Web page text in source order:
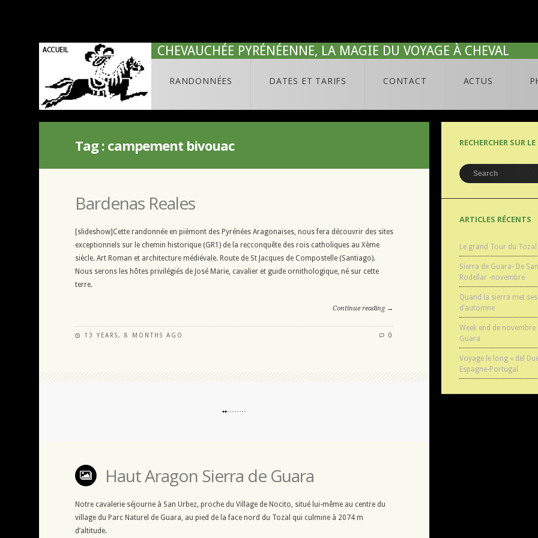
CHEVAUCHÉE PYRÉNÉENNE, LA MAGIE DU VOYAGE À CHEVAL
RANDONNÉES DATES ET TARIFS CONTACT ACTUS
Tag : campement bivouac
Bardenas Reales
[slideshow]Cette randonnée en piémont des Pyrénées Aragonaises, nous fera découvrir des sites
exceptionnels sur le chemin historique (GR1) de la recconquête des rois catholiques au Xème
siècle. Art Roman et architecture médiévale. Route de St Jacques de Compostelle (Santiago).
Nous serons les hôtes privilégiés de José Marie, cavalier et guide ornithologique, né sur cette
terre.
Continue reading →
13 YEARS, 8 MONTHS AGO 0
Haut Aragon Sierra de Guara
Notre cavalerie séjourne à San Urbez, proche du Village de Nocito, situé lui-même au centre du
village du Parc Naturel de Guara, au pied de la face nord du Tozal qui culmine à 2074 m
d’altitude.
RECHERCHER SUR
ARTICLES RÉCENTS
Le grand Tour du
Sierra de Guara- De
Rodellar -novembre
Quand la sierra met
d’automne
Week end de novembre
Guara
Voyage le long « del
Espagne-Portugal